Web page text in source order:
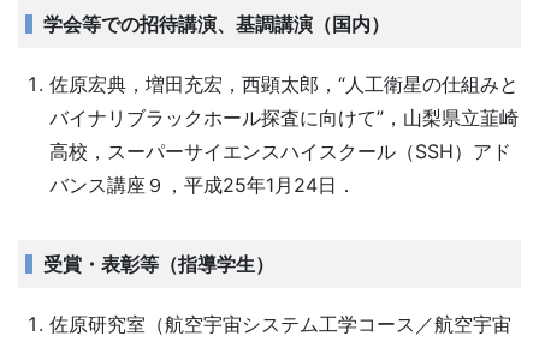
学会等での招待講演、基調講演（国内）
佐原宏典，増田充宏，西顕太郎，“人工衛星の仕組みと
バイナリブラックホール探査に向けて”，山梨県立韮崎
高校，スーパーサイエンスハイスクール（SSH）アド
バンス講座９，平成25年1月24日．
受賞・表彰等（指導学生）
佐原研究室（航空宇宙システム工学コース／航空宇宙